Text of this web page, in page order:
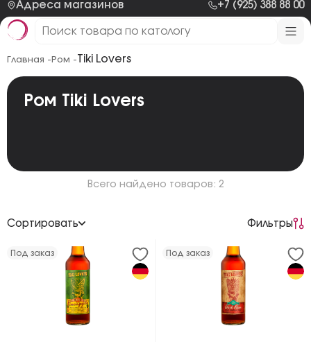
Адреса магазинов +7 (925) 388 88 00
Главная - Ром -Tiki Lovers
Ром Tiki Lovers
Всего найдено товаров: 2
Сортировать Фильтры
Под заказ Под заказ